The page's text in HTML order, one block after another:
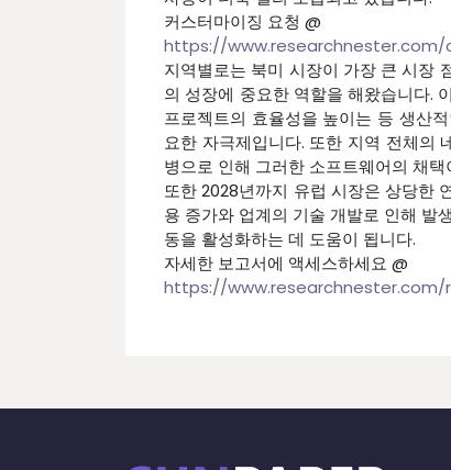
커스터마이징 요청 @
https://
지역별로는 북미 시장이 가장 큰 시장
의 성장에 중요한 역할을 해왔습니다.
프로젝트의 효율성을 높이는 등 생산
요한 자극제입니다. 또한 지역 전체의
병으로 인해 그러한 소프트웨어의 채
또한 2028년까지 유럽 시장은 상당한
용 증가와 업계의 기술 개발로 인해 발
동을 활성화하는 데 도움이 됩니다.
자세한 보고서에 액세스하세요 @
https://